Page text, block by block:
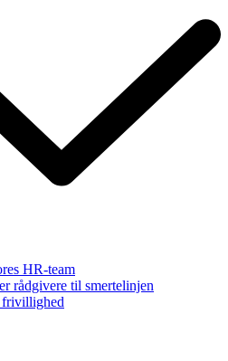
HR-team
rådgivere til smertelinjen
frivillighed